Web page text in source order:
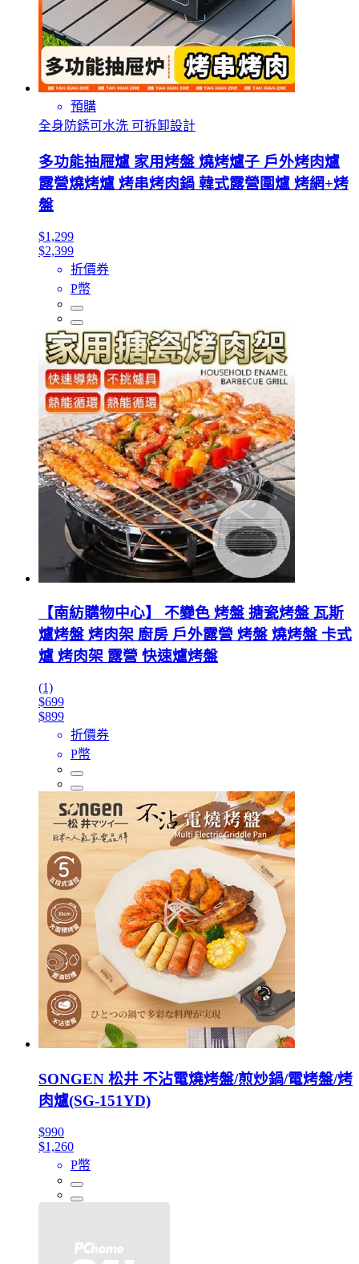
預購
全身防銹可水洗 可拆卸設計
多功能抽屜爐 家用烤盤 燒烤爐子 戶外烤肉爐
露營燒烤爐 烤串烤肉鍋 韓式露營圍爐 烤網+烤
盤
$1,299
$2,399
折價券
P幣
【南紡購物中心】 不變色 烤盤 搪瓷烤盤 瓦斯
爐烤盤 烤肉架 廚房 戶外露營 烤盤 燒烤盤 卡式
爐 烤肉架 露營 快速爐烤盤
(1)
$699
$899
折價券
P幣
SONGEN 松井 不沾電燒烤盤/煎炒鍋/電烤盤/烤
肉爐(SG-151YD)
$990
$1,260
P幣